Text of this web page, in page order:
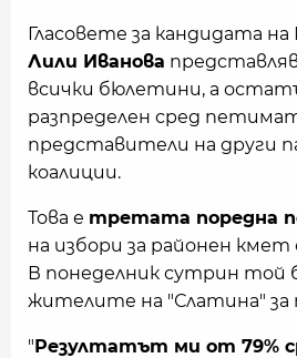
Гласовете за кандидата
Лили Иванова
всички бюлетини, а
разпределен сред
представители на други
коалиции.
Това е третата поредна
на избори за районен кмет
В понеделник сутрин той
жителите на "Слатина" за
"Резултатът ми от 79%